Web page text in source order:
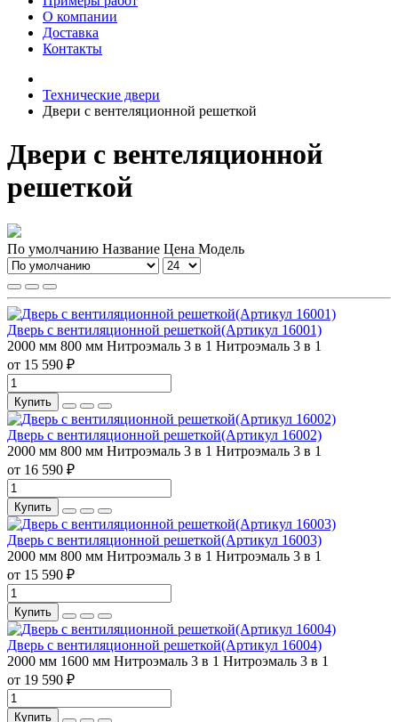
О компании
Доставка
Контакты
Технические двери
Двери с вентеляционной решеткой
Двери с вентеляционной
решеткой
По умолчанию Название Цена Модель
Дверь с вентиляционной решеткой(Артикул 16001)
2000 мм 800 мм Нитроэмаль 3 в 1 Нитроэмаль 3 в 1
от 15 590 ₽
Купить
Дверь с вентиляционной решеткой(Артикул 16002)
2000 мм 800 мм Нитроэмаль 3 в 1 Нитроэмаль 3 в 1
от 16 590 ₽
Купить
Дверь с вентиляционной решеткой(Артикул 16003)
2000 мм 800 мм Нитроэмаль 3 в 1 Нитроэмаль 3 в 1
от 15 590 ₽
Купить
Дверь с вентиляционной решеткой(Артикул 16004)
2000 мм 1600 мм Нитроэмаль 3 в 1 Нитроэмаль 3 в 1
от 19 590 ₽
Купить